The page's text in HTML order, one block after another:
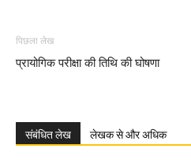
पिछला लेख
प्रायोगिक परीक्षा की तिथि की घोषणा
संबंधित लेख लेखक से और अधिक